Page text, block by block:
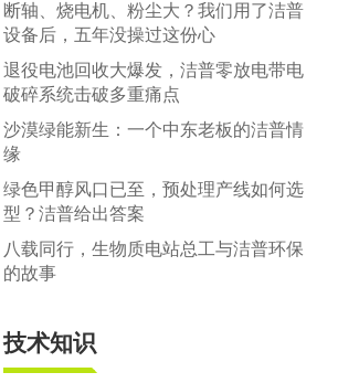
断轴、烧电机、粉尘大？我们用了洁普
设备后，五年没操过这份心
退役电池回收大爆发，洁普零放电带电
破碎系统击破多重痛点
沙漠绿能新生：一个中东老板的洁普情
缘
绿色甲醇风口已至，预处理产线如何选
型？洁普给出答案
八载同行，生物质电站总工与洁普环保
的故事
技术知识